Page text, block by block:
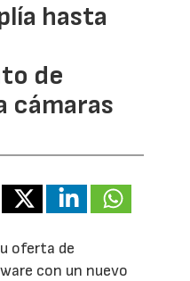
hasta
de
cámaras
oferta de
con un nuevo